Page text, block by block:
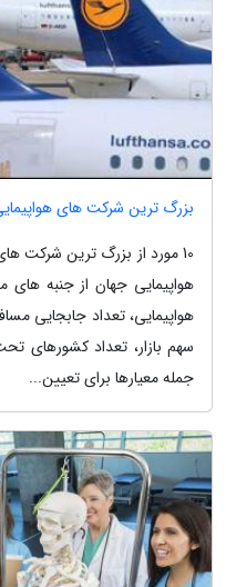
بزرگ ترین شرکت های
10 مورد از بزرگ ترین شرکت
هواپیمایی جهان از جنبه
هواپیمایی، تعداد جابجایی
سهم بازار، تعداد کشورهای
جمله معیارها برای تعیین...